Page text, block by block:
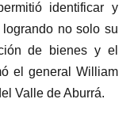
identificar y
no solo su
de bienes y el
el general William
Valle de Aburrá.